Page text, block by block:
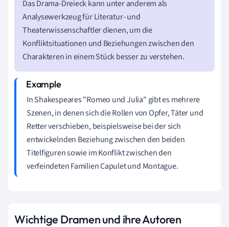
Das Drama-Dreieck kann unter anderem als
Analysewerkzeug für Literatur- und
Theaterwissenschaftler dienen, um die
Konfliktsituationen und Beziehungen zwischen den
Charakteren in einem Stück besser zu verstehen.
In Shakespeares "Romeo und Julia" gibt es mehrere
Szenen, in denen sich die Rollen von Opfer, Täter und
Retter verschieben, beispielsweise bei der sich
entwickelnden Beziehung zwischen den beiden
Titelfiguren sowie im Konflikt zwischen den
verfeindeten Familien Capulet und Montague.
Wichtige Dramen und ihre Autoren